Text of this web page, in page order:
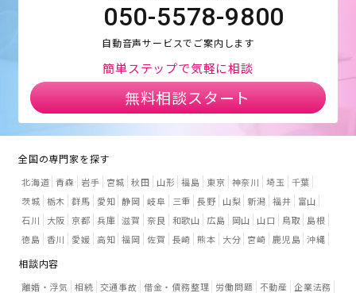
050-5578-9800
自動音声サービスでご案内します
簡単ステップで気軽に相談
無料相談スタート
全国の専門家を探す
北海道 青森 岩手 宮城 秋田 山形 福島 東京 神奈川 埼玉
千葉
茨城 栃木 群馬 愛知 静岡 岐阜 三重 長野 山梨 新潟 福井
富山
石川
大阪 京都 兵庫 滋賀 奈良 和歌山 広島 岡山 山口 鳥取
島根
徳島 香川 愛媛 高知 福岡 佐賀 長崎 熊本 大分 宮崎 鹿児島 沖縄
相談内容
離婚・浮気 相続 交通事故 借金・債務整理 労働問題 不動産 企業法務